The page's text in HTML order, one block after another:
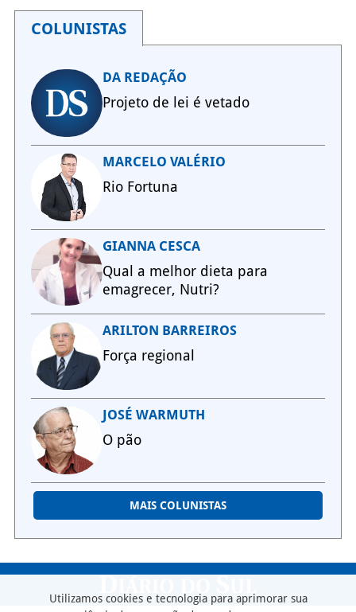
COLUNISTAS
DA REDAÇÃO
Projeto de lei é vetado
MARCELO VALÉRIO
Rio Fortuna
GIANNA CESCA
Qual a melhor dieta para
emagrecer, Nutri?
ARILTON BARREIROS
Força regional
JOSÉ WARMUTH
O pão
MAIS COLUNISTAS
Utilizamos cookies e tecnologia para aprimorar sua